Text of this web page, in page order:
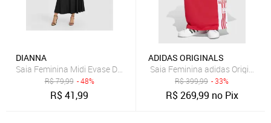
DIANNA
Saia Feminina Midi Evase Dianna Preto
R$79,99 - 48%
R$41,99
ADIDAS ORIGINALS
Saia Feminina adidas Originals
R$399,99 - 33%
R$269,99 no Pix